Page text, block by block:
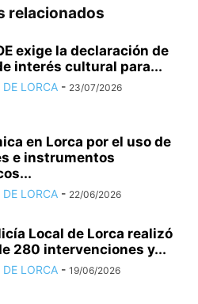
relacionados
exige la declaración de
interés cultural para...
DE LORCA - 23/07/2026
en Lorca por el uso de
e instrumentos
DE LORCA - 22/06/2026
Local de Lorca realizó
280 intervenciones y...
DE LORCA - 19/06/2026